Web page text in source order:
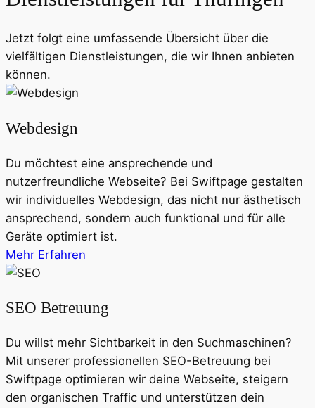
Jetzt folgt eine umfassende Übersicht über die
vielfältigen Dienstleistungen, die wir Ihnen anbieten
können.
Webdesign
Du möchtest eine ansprechende und
nutzerfreundliche Webseite? Bei Swiftpage gestalten
wir individuelles Webdesign, das nicht nur ästhetisch
ansprechend, sondern auch funktional und für alle
Geräte optimiert ist.
Mehr Erfahren
SEO Betreuung
Du willst mehr Sichtbarkeit in den Suchmaschinen?
Mit unserer professionellen SEO-Betreuung bei
Swiftpage optimieren wir deine Webseite, steigern
den organischen Traffic und unterstützen dein